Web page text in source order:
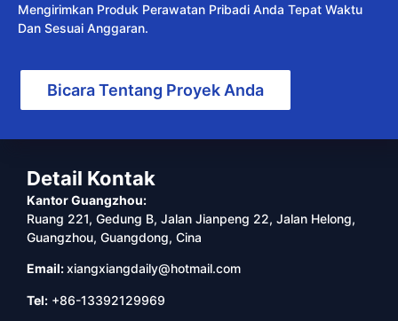
Mengirimkan Produk Perawatan Pribadi Anda Tepat Waktu
Dan Sesuai Anggaran.
Bicara Tentang Proyek Anda
Detail Kontak
Kantor Guangzhou:
Ruang 221, Gedung B, Jalan Jianpeng 22, Jalan Helong,
Guangzhou, Guangdong, Cina
Email:xiangxiangdaily@hotmail.com
Tel: +86-13392129969